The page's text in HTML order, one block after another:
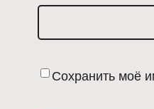
Сохранить моё